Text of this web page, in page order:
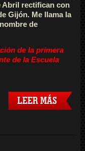
Abril rectifican con
Gijón. Me llama la
de
de la primera
de la Escuela
LEER MÁS